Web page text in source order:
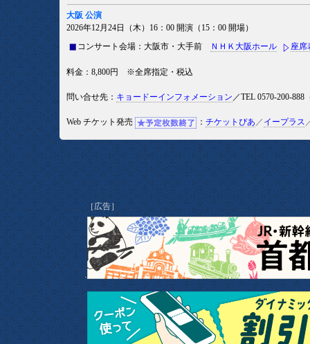
大阪 公演
2026年12月24日（木）16：00 開演（15：00 開場）
コンサート会場：大阪市・大手前
ＮＨＫ大阪ホール 座席
料金：8,800円 ※全席指定・税込
問い合せ先： キョードーインフォメーション ／TEL 0570-200-
Web チケット発売 ： チケットぴあ ／ イープラス
［広告］